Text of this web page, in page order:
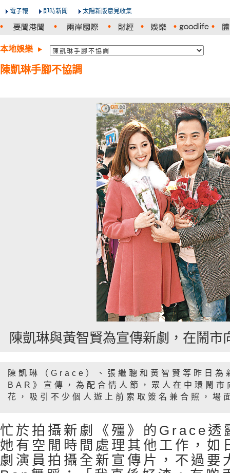
電子報 即時新聞 太陽新版意見收集
本地娛樂
陳凱琳手腳不協調
陳凱琳與黃智賢為宣傳新劇，在鬧市
陳凱琳（Grace）、張繼聰和黃智賢等昨日為
BAR》宣傳，為配合情人節，眾人在中環鬧市
花，吸引不少個人遊上前索取簽名兼合照，場
忙於拍攝新劇《殭》的Grace透
她有空閒時間處理其他工作，如
劇演員拍攝全新宣傳片，不過